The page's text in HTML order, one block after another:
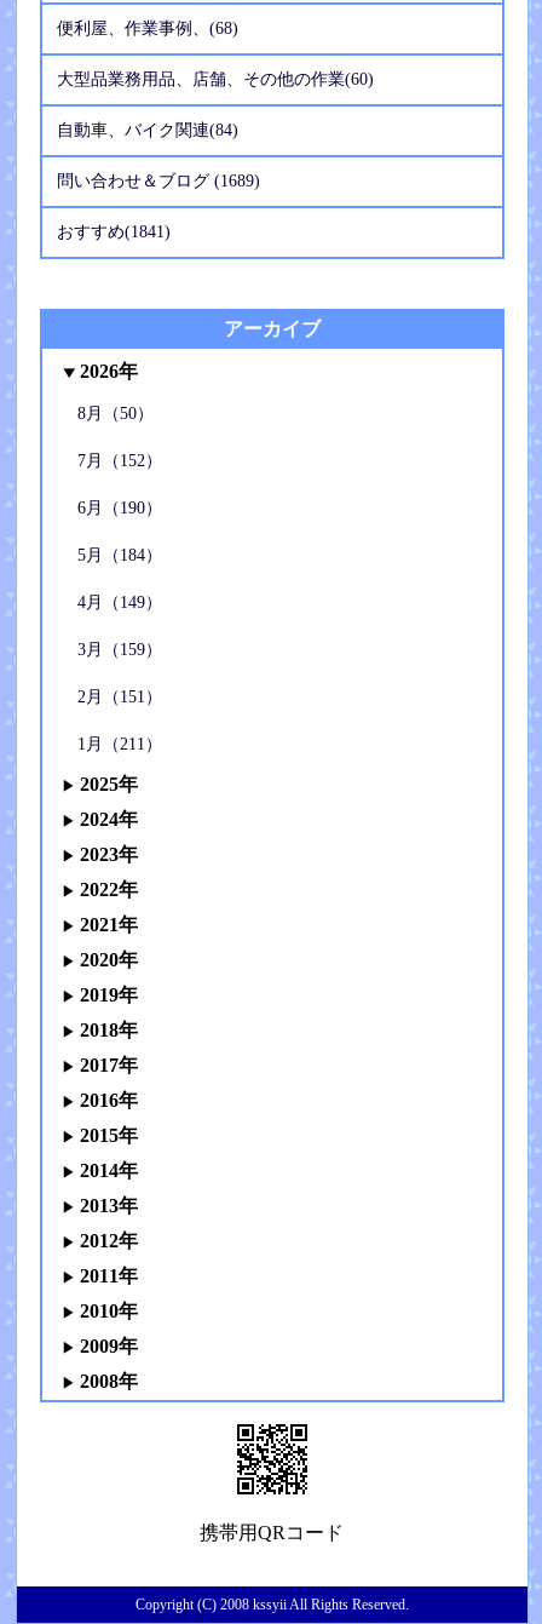
便利屋、作業事例、(68)
大型品業務用品、店舗、その他の作業(60)
自動車、バイク関連(84)
問い合わせ＆ブログ (1689)
おすすめ(1841)
アーカイブ
2026年
8月（50）
7月（152）
6月（190）
5月（184）
4月（149）
3月（159）
2月（151）
1月（211）
2025年
2024年
2023年
2022年
2021年
2020年
2019年
2018年
2017年
2016年
2015年
2014年
2013年
2012年
2011年
2010年
2009年
2008年
携帯用QRコード
Copyright (C) 2008 kssyii All Rights Reserved.